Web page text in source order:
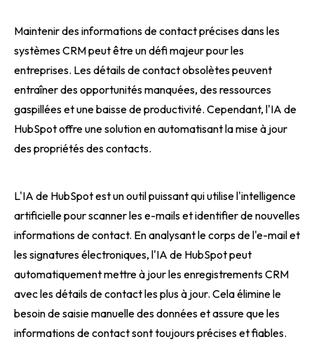
Maintenir des informations de contact précises dans les
systèmes CRM peut être un défi majeur pour les
entreprises. Les détails de contact obsolètes peuvent
entraîner des opportunités manquées, des ressources
gaspillées et une baisse de productivité. Cependant, l'IA de
HubSpot offre une solution en automatisant la mise à jour
des propriétés des contacts.
L'IA de HubSpot est un outil puissant qui utilise l'intelligence
artificielle pour scanner les e-mails et identifier de nouvelles
informations de contact. En analysant le corps de l'e-mail et
les signatures électroniques, l'IA de HubSpot peut
automatiquement mettre à jour les enregistrements CRM
avec les détails de contact les plus à jour. Cela élimine le
besoin de saisie manuelle des données et assure que les
informations de contact sont toujours précises et fiables.